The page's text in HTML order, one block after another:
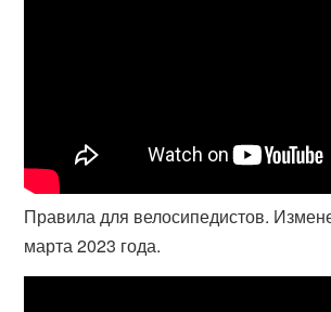
Правила для велосипедистов.
марта 2023 года.